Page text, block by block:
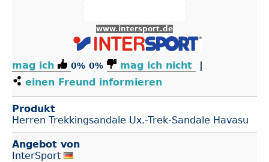
www.intersport.de
mag ich 0% 0% mag ich nicht
|
einen Freund informieren
Produkt
Herren Trekkingsandale Ux.-Trek-Sandale Havasu
Angebot von
InterSport